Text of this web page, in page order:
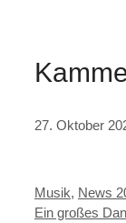
27. Oktober
Kategorien
Musik, News
Ein großes